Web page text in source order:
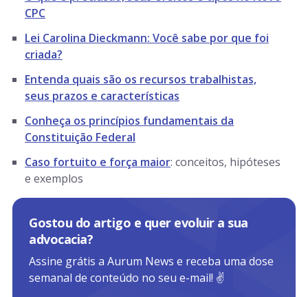
CPC
Lei Carolina Dieckmann: Você sabe por que foi
criada?
Entenda quais são os recursos trabalhistas,
seus prazos e características
Conheça os princípios fundamentais da
Constituição Federal
Caso fortuito e força maior: conceitos, hipóteses
e exemplos
Gostou do artigo e quer evoluir a sua
advocacia?
Assine grátis a Aurum News e receba uma dose
semanal de conteúdo no seu e-mail! ✌️